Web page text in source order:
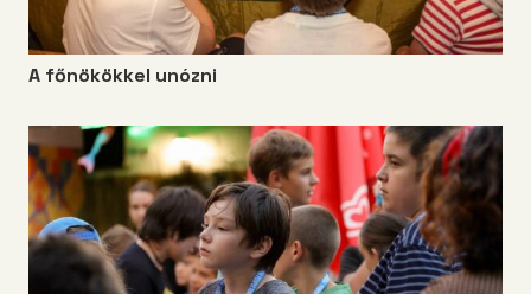
A főnökökkel unózni